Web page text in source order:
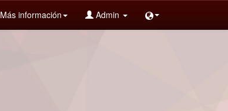
Más información Admin